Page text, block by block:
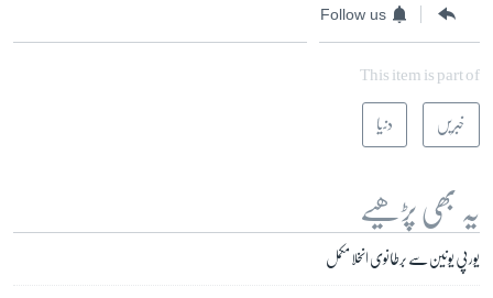
Follow us
This item is part of
خبریں دنیا
یہ بھی پڑھیے
یورپی یونین سے برطانوی انخلا مکمل